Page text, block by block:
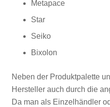
Metapace
Star
Seiko
Bixolon
Neben der Produktpalette
Hersteller auch durch die
Da man als Einzelhändler